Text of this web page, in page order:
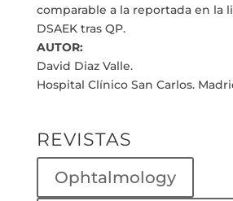
comparable a la reportada en la
DSAEK tras QP.
AUTOR:
David Diaz Valle.
Hospital Clínico San Carlos.
REVISTAS
Ophtalmology